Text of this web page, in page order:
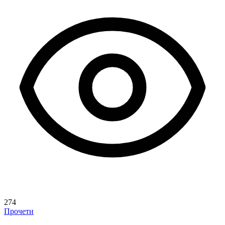
274
Прочети